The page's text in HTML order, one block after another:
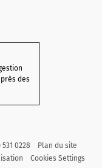
des
0228
Plan du site
Cookies Settings